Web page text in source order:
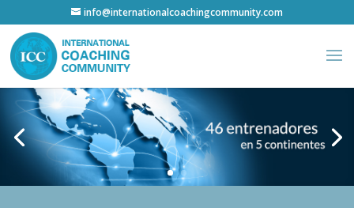
info@internationalcoachingcommunity.com